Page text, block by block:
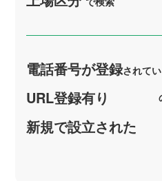
電話番号が登録されて
URL登録有り
新規で設立された